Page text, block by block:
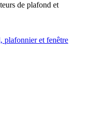
de plafond et
plafonnier et fenêtre